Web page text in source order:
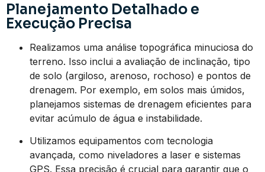
Planejamento Detalhado e
Execução Precisa
Realizamos uma análise topográfica minuciosa do
terreno. Isso inclui a avaliação de inclinação, tipo
de solo (argiloso, arenoso, rochoso) e pontos de
drenagem. Por exemplo, em solos mais úmidos,
planejamos sistemas de drenagem eficientes para
evitar acúmulo de água e instabilidade.
Utilizamos equipamentos com tecnologia
avançada, como niveladores a laser e sistemas
GPS. Essa precisão é crucial para garantir que o